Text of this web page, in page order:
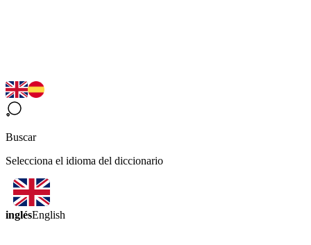
Buscar
Selecciona el idioma del diccionario
inglésEnglish